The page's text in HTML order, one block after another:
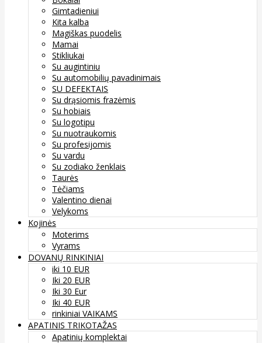
Gimtadieniui
Kita kalba
Magiškas puodelis
Mamai
Stikliukai
Su augintiniu
Su automobilių pavadinimais
SU DEFEKTAIS
Su drąsiomis frazėmis
Su hobiais
Su logotipu
Su nuotraukomis
Su profesijomis
Su vardu
Su zodiako ženklais
Taurės
Tėčiams
Valentino dienai
Velykoms
Kojinės
Moterims
Vyrams
DOVANŲ RINKINIAI
iki 10 EUR
Iki 20 EUR
Iki 30 Eur
Iki 40 EUR
rinkiniai VAIKAMS
APATINIS TRIKOTAŽAS
Apatinių komplektai